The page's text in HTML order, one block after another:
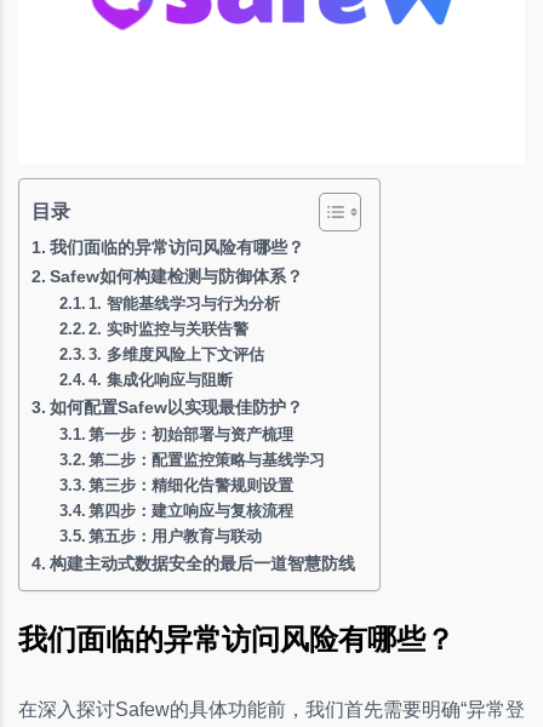
目录
我们面临的异常访问风险有哪些？
Safew如何构建检测与防御体系？
1. 智能基线学习与行为分析
2. 实时监控与关联告警
3. 多维度风险上下文评估
4. 集成化响应与阻断
如何配置Safew以实现最佳防护？
第一步：初始部署与资产梳理
第二步：配置监控策略与基线学习
第三步：精细化告警规则设置
第四步：建立响应与复核流程
第五步：用户教育与联动
构建主动式数据安全的最后一道智慧防线
我们面临的异常访问风险有哪些？
在深入探讨Safew的具体功能前，我们首先需要明确“异常登